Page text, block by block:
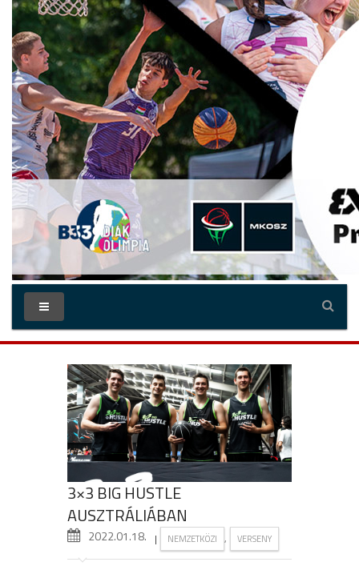
3×3 BIG HUSTLE
AUSZTRÁLIÁBAN
2022.01.18. | NEMZETKÖZI , VERSENY